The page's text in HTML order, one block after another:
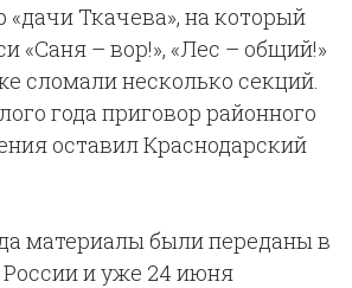
«дачи Ткачева», на который
«Саня – вор!», «Лес – общий!»
сломали несколько секций.
года приговор районного
оставил Краснодарский
материалы были переданы в
и уже 24 июня